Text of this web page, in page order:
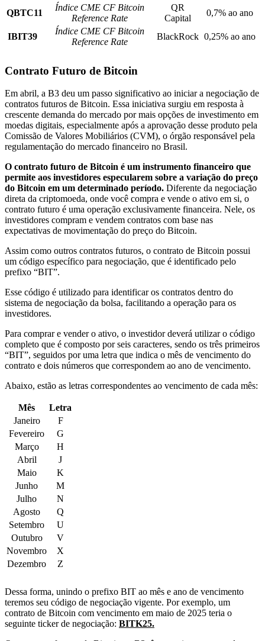
QBTC11
Índice CME CF Bitcoin
Reference Rate
QR
Capital
0,7% ao ano
IBIT39
Índice CME CF Bitcoin
Reference Rate
BlackRock 0,25% ao ano
Contrato Futuro de Bitcoin
Em abril, a B3 deu um passo significativo ao iniciar a negociação de
contratos futuros de Bitcoin. Essa iniciativa surgiu em resposta à
crescente demanda do mercado por mais opções de investimento em
moedas digitais, especialmente após a aprovação desse produto pela
Comissão de Valores Mobiliários (CVM), o órgão responsável pela
regulamentação do mercado financeiro no Brasil.
O contrato futuro de Bitcoin é um instrumento financeiro que
permite aos investidores especularem sobre a variação do preço
do Bitcoin em um determinado período. Diferente da negociação
direta da criptomoeda, onde você compra e vende o ativo em si, o
contrato futuro é uma operação exclusivamente financeira. Nele, os
investidores compram e vendem contratos com base nas
expectativas de movimentação do preço do Bitcoin.
Assim como outros contratos futuros, o contrato de Bitcoin possui
um código específico para negociação, que é identificado pelo
prefixo “BIT”.
Esse código é utilizado para identificar os contratos dentro do
sistema de negociação da bolsa, facilitando a operação para os
investidores.
Para comprar e vender o ativo, o investidor deverá utilizar o código
completo que é composto por seis caracteres, sendo os três primeiros
“BIT”, seguidos por uma letra que indica o mês de vencimento do
contrato e dois números que correspondem ao ano de vencimento.
Abaixo, estão as letras correspondentes ao vencimento de cada mês:
Mês
Letra
Janeiro
F
Fevereiro
G
Março
H
Abril
J
Maio
K
Junho
M
Julho
N
Agosto
Q
Setembro
U
Outubro
V
Novembro
X
Dezembro
Z
Dessa forma, unindo o prefixo BIT ao mês e ano de vencimento
teremos seu código de negociação vigente. Por exemplo, um
contrato de Bitcoin com vencimento em maio de 2025 teria o
seguinte ticker de negociação: BITK25.